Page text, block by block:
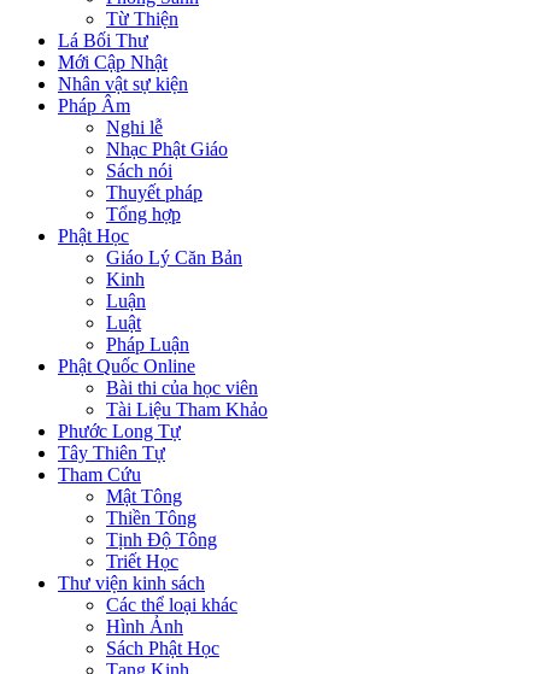
Từ Thiện
Lá Bối Thư
Mới Cập Nhật
Nhân vật sự kiện
Pháp Âm
Nghi lễ
Nhạc Phật Giáo
Sách nói
Thuyết pháp
Tổng hợp
Phật Học
Giáo Lý Căn Bản
Kinh
Luận
Luật
Pháp Luận
Phật Quốc Online
Bài thi của học viên
Tài Liệu Tham Khảo
Phước Long Tự
Tây Thiên Tự
Tham Cứu
Mật Tông
Thiền Tông
Tịnh Độ Tông
Triết Học
Thư viện kinh sách
Các thể loại khác
Hình Ảnh
Sách Phật Học
Tạng Kinh